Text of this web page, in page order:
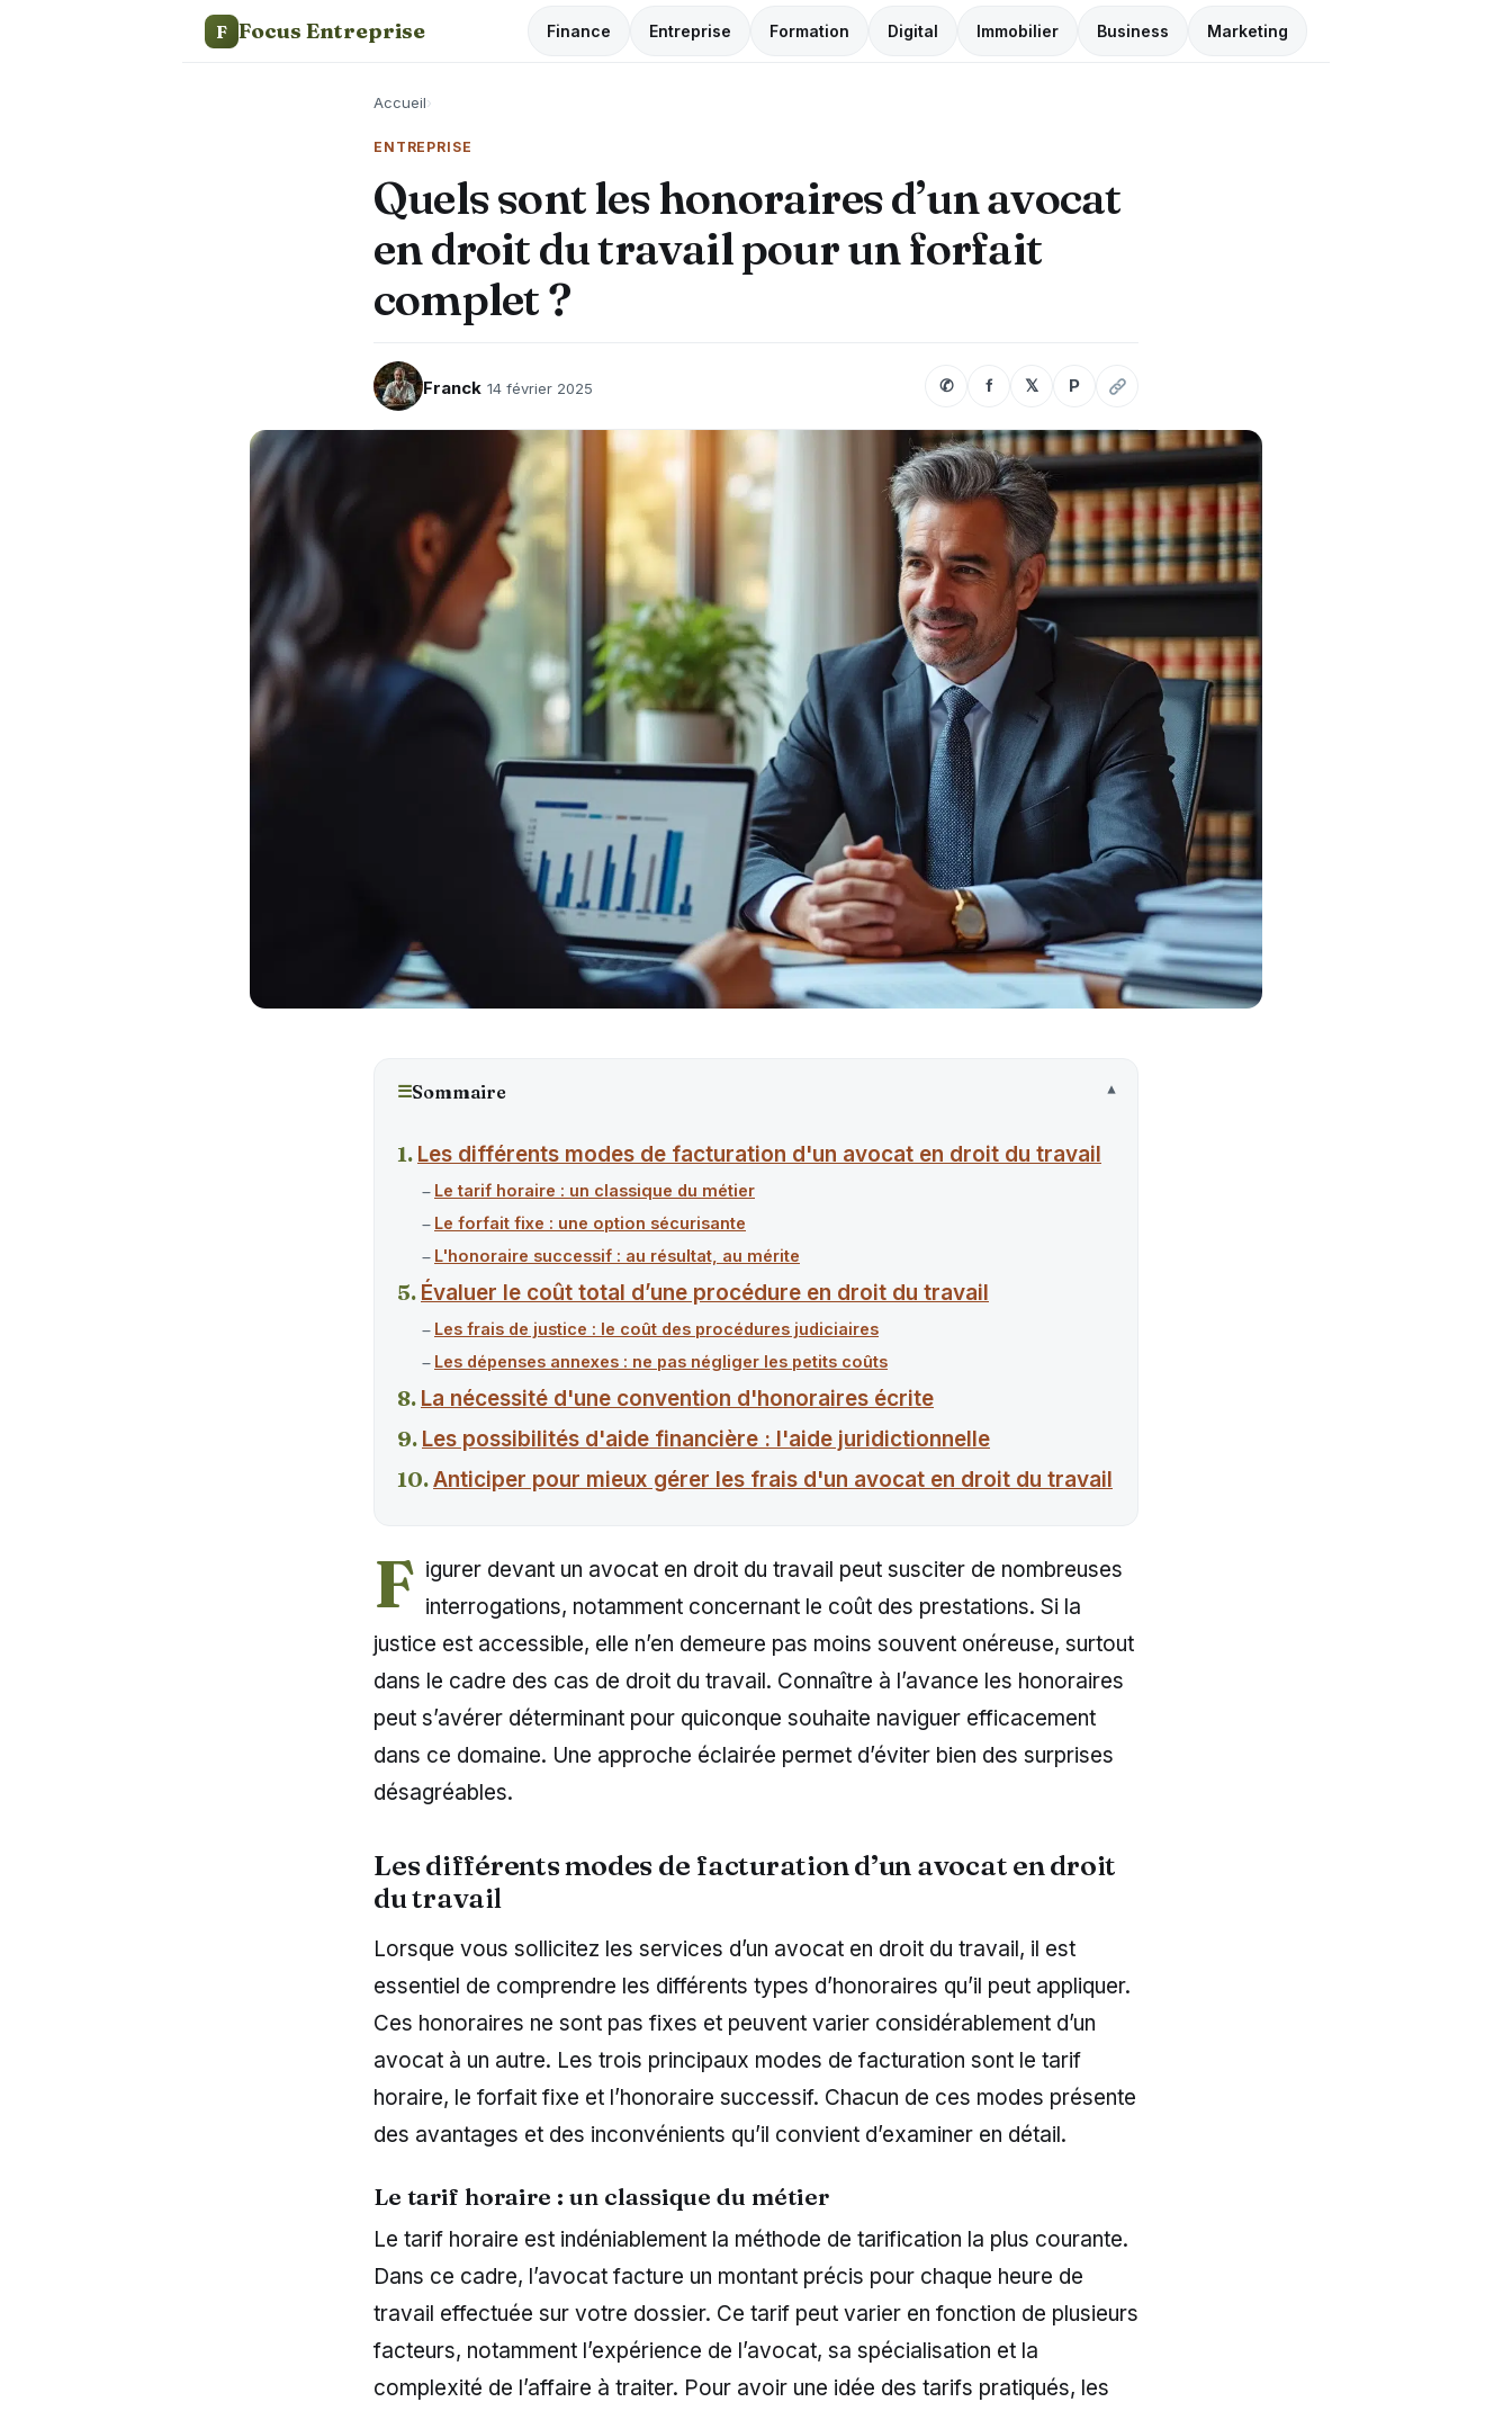
F Focus Entreprise Finance Entreprise Formation Digital Immobilier Business Marketing
Accueil›
ENTREPRISE
Quels sont les honoraires d’un avocat
en droit du travail pour un forfait
complet ?
Franck 14 février 2025 ✆ f 𝕏 P
☰Sommaire
Les différents modes de facturation d'un avocat en droit du travail
Le tarif horaire : un classique du métier
Le forfait fixe : une option sécurisante
L'honoraire successif : au résultat, au mérite
Évaluer le coût total d’une procédure en droit du travail
Les frais de justice : le coût des procédures judiciaires
Les dépenses annexes : ne pas négliger les petits coûts
La nécessité d'une convention d'honoraires écrite
Les possibilités d'aide financière : l'aide juridictionnelle
Anticiper pour mieux gérer les frais d'un avocat en droit du travail
F igurer devant un avocat en droit du travail peut susciter de nombreuses
interrogations, notamment concernant le coût des prestations. Si la
justice est accessible, elle n’en demeure pas moins souvent onéreuse, surtout
dans le cadre des cas de droit du travail. Connaître à l’avance les honoraires
peut s’avérer déterminant pour quiconque souhaite naviguer efficacement
dans ce domaine. Une approche éclairée permet d’éviter bien des surprises
désagréables.
Les différents modes de facturation d’un avocat en droit
du travail
Lorsque vous sollicitez les services d’un avocat en droit du travail, il est
essentiel de comprendre les différents types d’honoraires qu’il peut appliquer.
Ces honoraires ne sont pas fixes et peuvent varier considérablement d’un
avocat à un autre. Les trois principaux modes de facturation sont le tarif
horaire, le forfait fixe et l’honoraire successif. Chacun de ces modes présente
des avantages et des inconvénients qu’il convient d’examiner en détail.
Le tarif horaire : un classique du métier
Le tarif horaire est indéniablement la méthode de tarification la plus courante.
Dans ce cadre, l’avocat facture un montant précis pour chaque heure de
travail effectuée sur votre dossier. Ce tarif peut varier en fonction de plusieurs
facteurs, notamment l’expérience de l’avocat, sa spécialisation et la
complexité de l’affaire à traiter. Pour avoir une idée des tarifs pratiqués, les